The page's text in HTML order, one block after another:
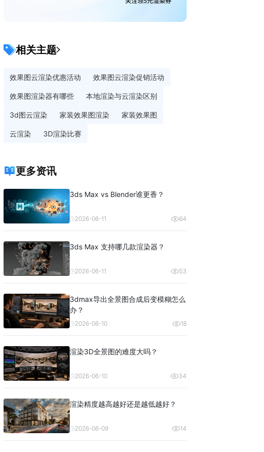
相关主题
效果图云渲染优惠活动 效果图云渲染促销活动
效果图渲染器有哪些 本地渲染与云渲染区别
3d图云渲染 家装效果图渲染 家装效果图
云渲染 3D渲染比赛
更多资讯
3ds Max vs Blender谁更香？
2026-06-11 64
3ds Max 支持哪几款渲染器？
2026-06-11 53
3dmax导出全景图合成后变模糊怎么
办？
2026-06-10 18
渲染3D全景图的难度大吗？
2026-06-10 34
渲染精度越高越好还是越低越好？
2026-06-09 14